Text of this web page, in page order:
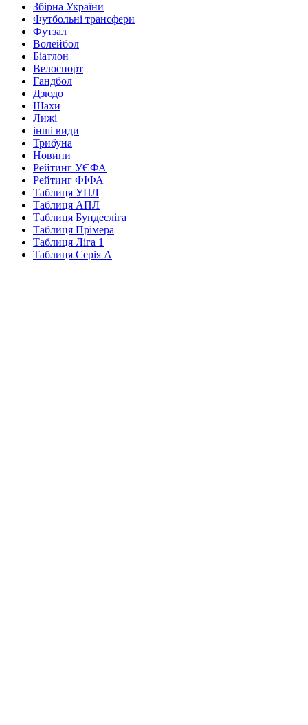
Збірна України
Футбольні трансфери
Футзал
Волейбол
Біатлон
Велоспорт
Гандбол
Дзюдо
Шахи
Лижі
інші види
Трибуна
Новини
Рейтинг УЄФА
Рейтинг ФІФА
Таблиця УПЛ
Таблиця АПЛ
Таблиця Бундесліга
Таблиця Прімера
Таблиця Ліга 1
Таблиця Серія А